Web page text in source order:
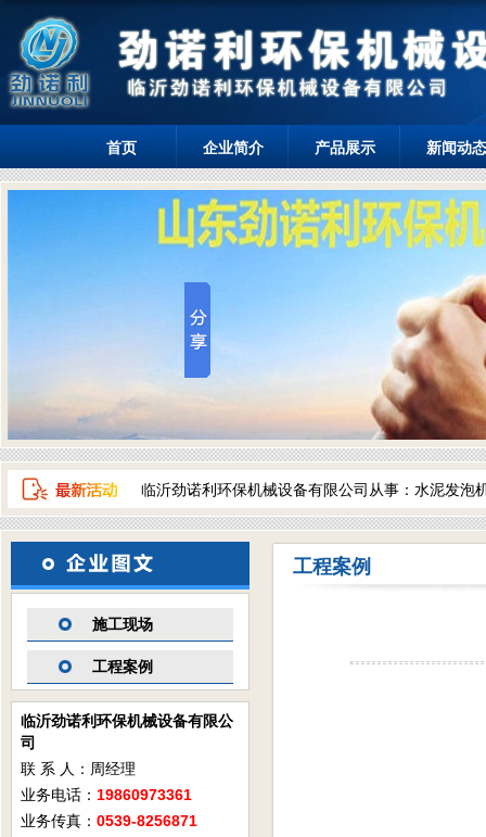
首页 企业简介 产品展示 新闻动态
临沂劲诺利环保机械设备有限公司从事：水泥发泡
施工现场
工程案例
临沂劲诺利环保机械设备有限公
司
联 系 人：周经理
业务电话： 19860973361
业务传真： 0539-8256871
工程案例